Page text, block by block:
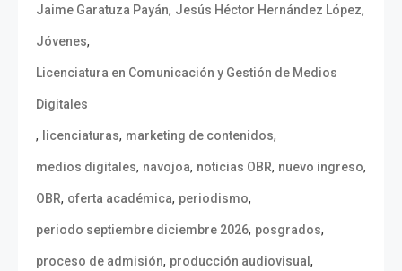
Jaime Garatuza Payán, Jesús Héctor Hernández López,
Jóvenes,
Licenciatura en Comunicación y Gestión de Medios
Digitales
, licenciaturas, marketing de contenidos,
medios digitales, navojoa, noticias OBR, nuevo ingreso,
OBR, oferta académica, periodismo,
periodo septiembre diciembre 2026, posgrados,
proceso de admisión, producción audiovisual,